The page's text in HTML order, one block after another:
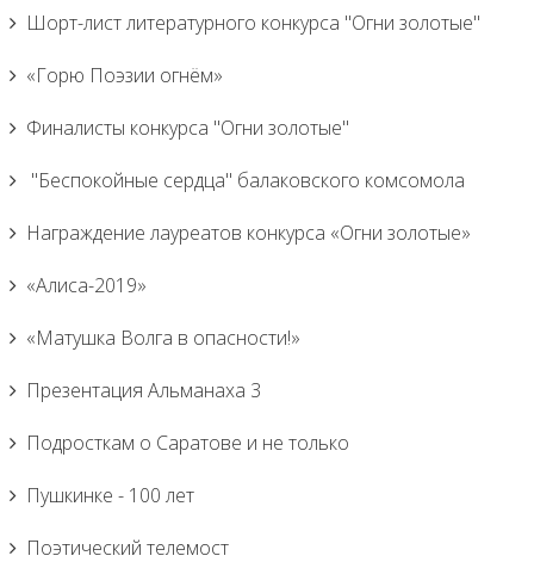
Шорт-лист литературного конкурса "Огни золотые"
«Горю Поэзии огнём»
Финалисты конкурса "Огни золотые"
"Беспокойные сердца" балаковского комсомола
Награждение лауреатов конкурса «Огни золотые»
«Алиса-2019»
«Матушка Волга в опасности!»
Презентация Альманаха 3
Подросткам о Саратове и не только
Пушкинке - 100 лет
Поэтический телемост